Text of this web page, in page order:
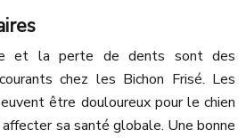
et la perte de dents sont des
chez les Bichon Frisé. Les
être douloureux pour le chien
sa santé globale. Une bonne